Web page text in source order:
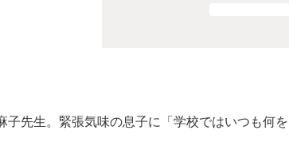
先生。緊張気味の息子に「学校ではいつも何